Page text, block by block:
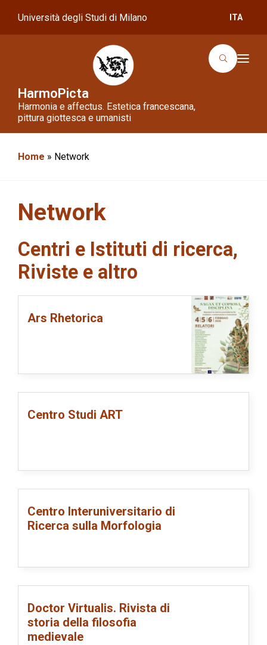
Università degli Studi di Milano ITA
HarmoPicta
Harmonia e affectus. Estetica francescana,
pittura giottesca e umanisti
T
v
Home » Network
Network
Centri e Istituti di ricerca,
Riviste e altro
Ars Rhetorica
Centro Studi ART
Centro Interuniversitario di
Ricerca sulla Morfologia
Doctor Virtualis. Rivista di
storia della filosofia
medievale